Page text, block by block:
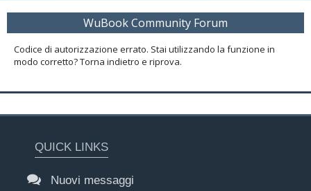
WuBook Community Forum
Codice di autorizzazione errato. Stai utilizzando la funzione in
modo corretto? Torna indietro e riprova.
QUICK LINKS
Nuovi messaggi